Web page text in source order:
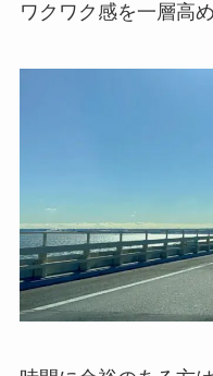
ワクワク感を一層高